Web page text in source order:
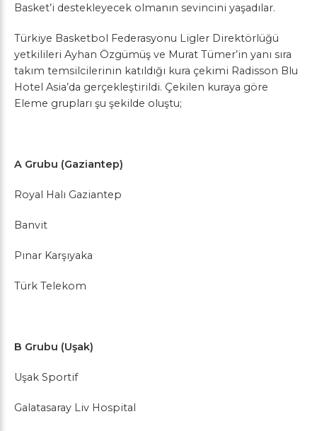
Basket’i destekleyecek olmanın sevincini yaşadılar.
Türkiye Basketbol Federasyonu Ligler Direktörlüğü
yetkilileri Ayhan Özgümüş ve Murat Tümer’in yanı sıra
takım temsilcilerinin katıldığı kura çekimi Radisson Blu
Hotel Asia’da gerçekleştirildi. Çekilen kuraya göre
Eleme grupları şu şekilde oluştu;
A Grubu (Gaziantep)
Royal Halı Gaziantep
Banvit
Pınar Karşıyaka
Türk Telekom
B Grubu (Uşak)
Uşak Sportif
Galatasaray Liv Hospital